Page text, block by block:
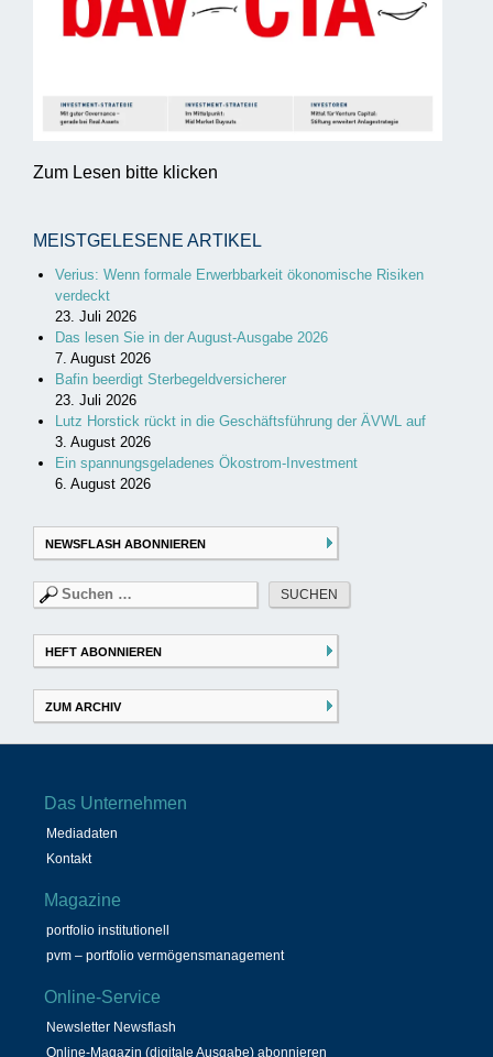
Zum Lesen bitte klicken
MEISTGELESENE ARTIKEL
Verius: Wenn formale Erwerbbarkeit ökonomische Risiken
verdeckt
23. Juli 2026
Das lesen Sie in der August-Ausgabe 2026
7. August 2026
Bafin beerdigt Sterbegeldversicherer
23. Juli 2026
Lutz Horstick rückt in die Geschäftsführung der ÄVWL auf
3. August 2026
Ein spannungsgeladenes Ökostrom-Investment
6. August 2026
NEWSFLASH ABONNIEREN
Suchen
nach:
HEFT ABONNIEREN
ZUM ARCHIV
Das Unternehmen
Mediadaten
Kontakt
Magazine
portfolio institutionell
pvm – portfolio vermögensmanagement
Online-Service
Newsletter Newsflash
Online-Magazin (digitale Ausgabe) abonnieren